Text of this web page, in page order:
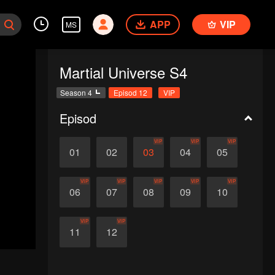
MS APP VIP
Martial Universe S4
Season 4 Episod 12 VIP
Episod
01 02 03
VIP
04
VIP
05
VIP
06
VIP
07
VIP
08
VIP
09
VIP
10
VIP
11
VIP
12
VIP